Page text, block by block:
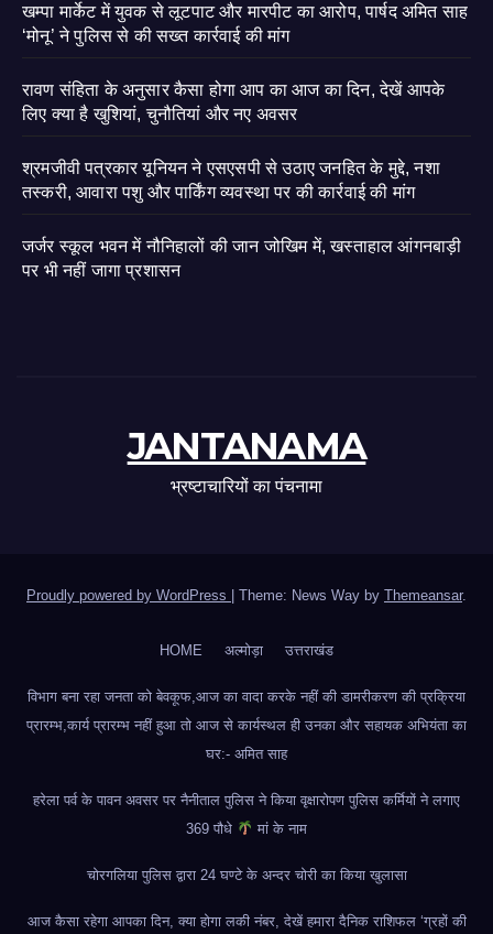
खम्पा मार्केट में युवक से लूटपाट और मारपीट का आरोप, पार्षद अमित साह
‘मोनू’ ने पुलिस से की सख्त कार्रवाई की मांग
रावण संहिता के अनुसार कैसा होगा आप का आज का दिन, देखें आपके
लिए क्या है खुशियां, चुनौतियां और नए अवसर
श्रमजीवी पत्रकार यूनियन ने एसएसपी से उठाए जनहित के मुद्दे, नशा
तस्करी, आवारा पशु और पार्किंग व्यवस्था पर की कार्रवाई की मांग
जर्जर स्कूल भवन में नौनिहालों की जान जोखिम में, खस्ताहाल आंगनबाड़ी
पर भी नहीं जागा प्रशासन
JANTANAMA
भ्रष्टाचारियों का पंचनामा
Proudly powered by WordPress | Theme: News Way by Themeansar.
HOME अल्मोड़ा उत्तराखंड
विभाग बना रहा जनता को बेवकूफ,आज का वादा करके नहीं की डामरीकरण की प्रक्रिया
प्रारम्भ,कार्य प्रारम्भ नहीं हुआ तो आज से कार्यस्थल ही उनका और सहायक अभियंता का
घर:- अमित साह
हरेला पर्व के पावन अवसर पर नैनीताल पुलिस ने किया वृक्षारोपण पुलिस कर्मियों ने लगाए
369 पौधे
मां के नाम
चोरगलिया पुलिस द्वारा 24 घण्टे के अन्दर चोरी का किया खुलासा
आज कैसा रहेगा आपका दिन, क्या होगा लकी नंबर, देखें हमारा दैनिक राशिफल ‘ग्रहों की